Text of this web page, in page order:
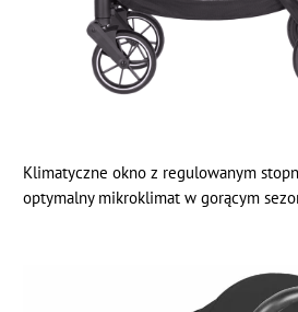
Klimatyczne okno z regulowanym
optymalny mikroklimat w gorącym